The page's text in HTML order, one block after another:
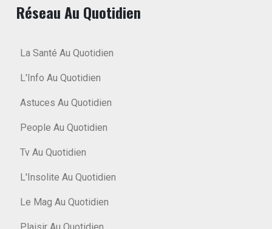
Réseau Au Quotidien
La Santé Au Quotidien
L'Info Au Quotidien
Astuces Au Quotidien
People Au Quotidien
Tv Au Quotidien
L'Insolite Au Quotidien
Le Mag Au Quotidien
Plaisir Au Quotidien